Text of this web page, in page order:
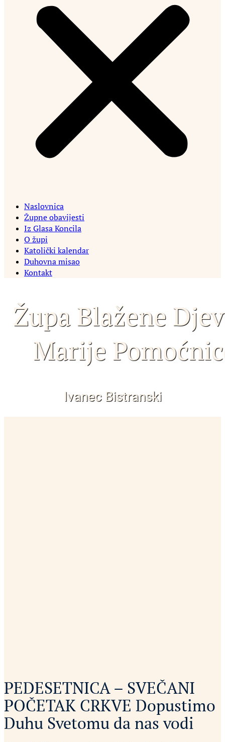
Naslovnica
Župne obavijesti
Iz Glasa Koncila
O župi
Katolički kalendar
Duhovna misao
Kontakt
Župa Blažene
Marije
Ivanec Bistranski
PEDESETNICA – SVEČANI
POČETAK CRKVE Dopustimo
Duhu Svetomu da nas vodi